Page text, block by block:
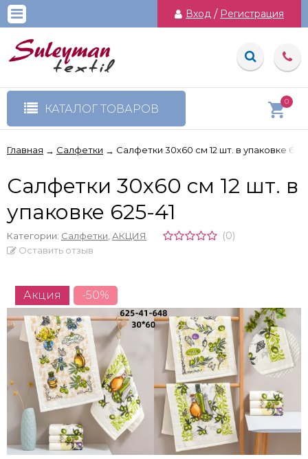
Вход / Регистрация
КАТАЛОГ ТОВАРОВ
0
Главная → Салфетки → Салфетки 30х60 см 12 шт. в упаковке 625-
Салфетки 30х60 см 12 шт. в
упаковке 625-41
Категории: Салфетки АКЦИЯ (0)
Оставить отзыв
Акция -50%